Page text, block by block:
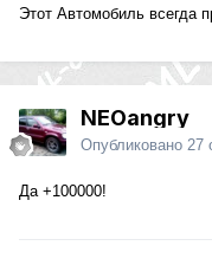
Этот Автомобиль всегда
NEOangry
Опубликовано 27
Да +100000!